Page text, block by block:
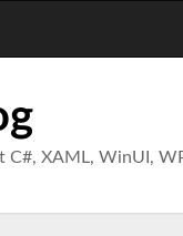
C#, XAML, WinUI,